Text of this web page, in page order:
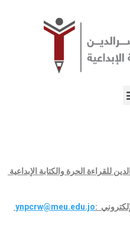
للقراءة الحرة والكتابة الإبداعية
:
ynpcrw@meu.edu.jo